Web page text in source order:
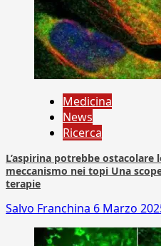
Medicina
News
Ricerca
L’aspirina potrebbe
meccanismo nei topi Una
terapie
Salvo Franchina 6 Marzo